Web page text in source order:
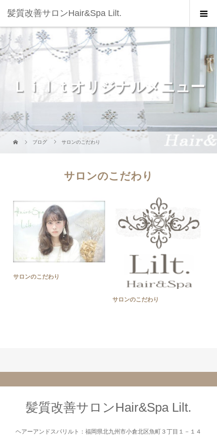
髪質改善サロンHair&Spa Lilt.
Ｌｉｌｔオリジナルメニュー
ブログ サロンのこだわり
サロンのこだわり
サロンのこだわり
サロンのこだわり
髪質改善サロンHair&Spa Lilt.
ヘアーアンドスパリルト：福岡県北九州市小倉北区魚町３丁目１－１４